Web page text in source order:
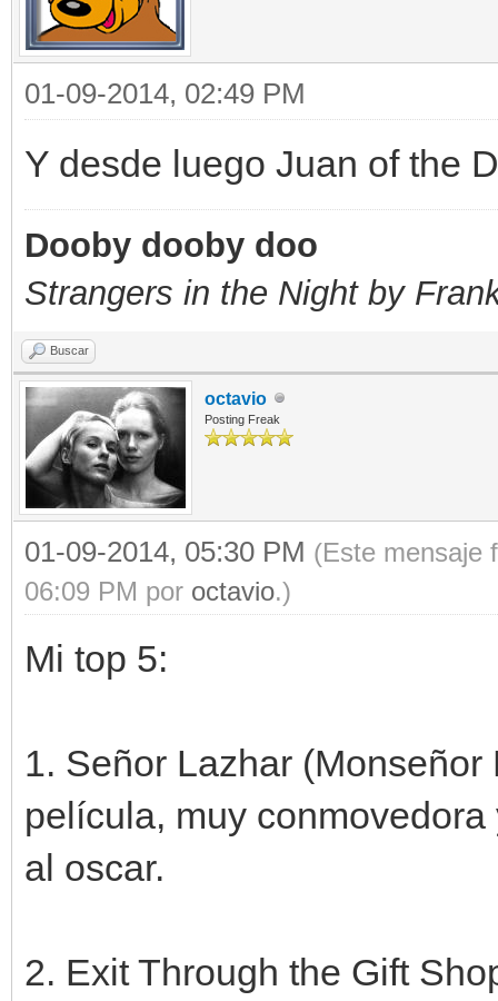
01-09-2014, 02:49 PM
Y desde luego Juan of the
Dooby dooby doo
Strangers in the Night by
Buscar
octavio
Posting Freak
01-09-2014, 05:30 PM (Este mensaje
06:09 PM por octavio.)
Mi top 5:
1. Señor Lazhar
película, muy
al oscar.
2. Exit Through the Gift